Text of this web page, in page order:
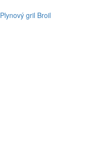
Plynový gril Broil